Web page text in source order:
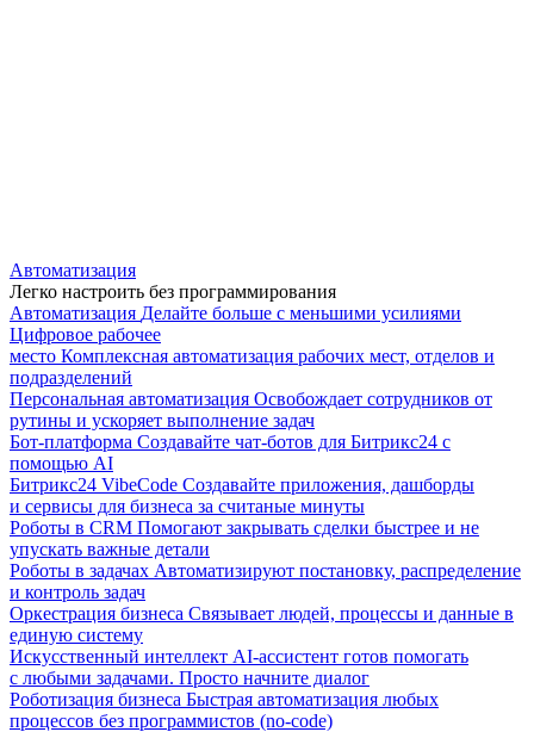
Автоматизация
Легко настроить без программирования
Автоматизация Делайте больше с меньшими усилиями
Цифровое рабочее
место Комплексная автоматизация рабочих мест, отделов и
подразделений
Персональная автоматизация Освобождает сотрудников от
рутины и ускоряет выполнение задач
Бот-платформа Создавайте чат-ботов для Битрикс24 с
помощью AI
Битрикс24 VibeCode Создавайте приложения, дашборды
и сервисы для бизнеса за считаные минуты
Роботы в CRM Помогают закрывать сделки быстрее и не
упускать важные детали
Роботы в задачах Автоматизируют постановку, распределение
и контроль задач
Оркестрация бизнеса Связывает людей, процессы и данные в
единую систему
Искусственный интеллект AI-ассистент готов помогать
с любыми задачами. Просто начните диалог
Роботизация бизнеса Быстрая автоматизация любых
процессов без программистов (no-code)